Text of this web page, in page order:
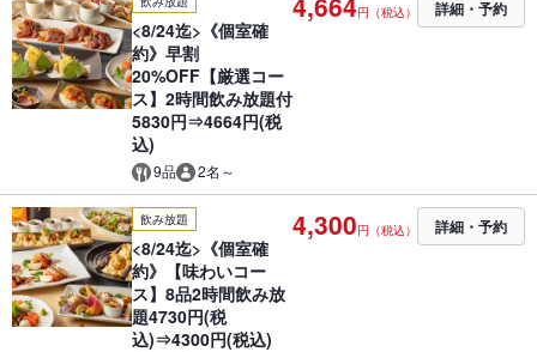
<8/24迄>《個室確
約》早割
20%OFF【厳選コー
ス】2時間飲み放題付
5830円⇒4664円(税
込)
9品 2名～
円（税込） 詳細・予約
飲み放題
<8/24迄>《個室確
約》【味わいコー
ス】8品2時間飲み放
題4730円(税
込)⇒4300円(税込)
4,300円（税込） 詳細・予約